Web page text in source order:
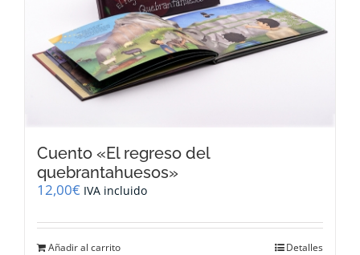
Cuento «El regreso del
quebrantahuesos»
12,00€ IVA incluido
Añadir al carrito Detalles